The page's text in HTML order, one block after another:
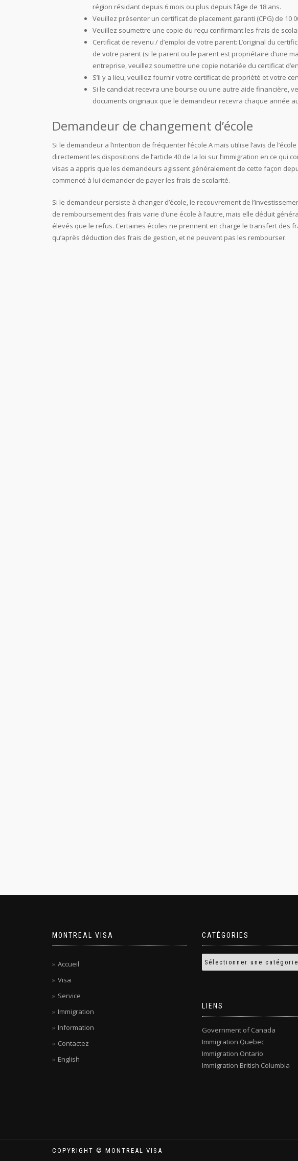
région résidant depuis 6 mois ou plus depuis l’âge de 18 ans.
Veuillez présenter un certificat de placement garanti (CPG) de 10
Veuillez soumettre une copie du reçu confirmant les frais de
Certificat de revenu / d’emploi de votre parent: L’original du
de votre parent (si le parent ou le parent est propriétaire d’une
entreprise, veuillez soumettre une copie notariée du certificat
S’il y a lieu, veuillez fournir votre certificat de propriété et votre
Si le candidat recevra une bourse ou une autre aide financière,
documents originaux que le demandeur recevra chaque année
Demandeur de changement d’école
Si le demandeur a l’intention de fréquenter l’école A mais utilise l’avis de
directement les dispositions de l’article 40 de la loi sur l’immigration en ce qui
visas a appris que les demandeurs agissent généralement de cette façon
commencé à lui demander de payer les frais de scolarité.
Si le demandeur persiste à changer d’école, le recouvrement de
de remboursement des frais varie d’une école à l’autre, mais elle déduit
élevés que le refus. Certaines écoles ne prennent en charge le transfert des
qu’après déduction des frais de gestion, et ne peuvent pas les rembourser.
MONTREAL VISA
Accueil
Visa
Service
Immigration
Information
Contactez
English
CATÉGORIES
LIENS
Government of Canada
Immigration Quebec
Immigration Ontario
Immigration British Columbia
COPYRIGHT © MONTREAL VISA